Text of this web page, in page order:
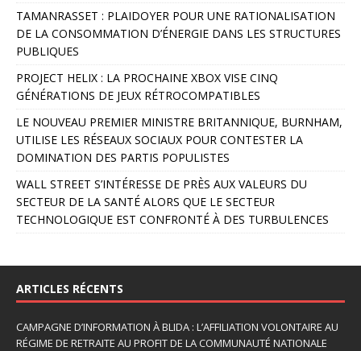
r
n
a
t
i
v
e
:
TAMANRASSET : PLAIDOYER POUR UNE RATIONALISATION
DE LA CONSOMMATION D’ÉNERGIE DANS LES STRUCTURES
PUBLIQUES
PROJECT HELIX : LA PROCHAINE XBOX VISE CINQ
GÉNÉRATIONS DE JEUX RÉTROCOMPATIBLES
LE NOUVEAU PREMIER MINISTRE BRITANNIQUE, BURNHAM,
UTILISE LES RÉSEAUX SOCIAUX POUR CONTESTER LA
DOMINATION DES PARTIS POPULISTES
WALL STREET S’INTÉRESSE DE PRÈS AUX VALEURS DU
SECTEUR DE LA SANTÉ ALORS QUE LE SECTEUR
TECHNOLOGIQUE EST CONFRONTÉ À DES TURBULENCES
ARTICLES RÉCENTS
CAMPAGNE D’INFORMATION À BLIDA : L’AFFILIATION VOLONTAIRE AU
RÉGIME DE RETRAITE AU PROFIT DE LA COMMUNAUTÉ NATIONALE